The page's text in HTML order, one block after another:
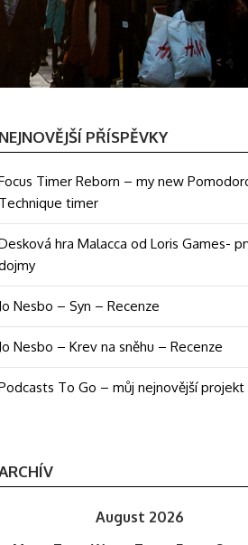
NEJNOVĚJŠÍ PŘÍSPĚVKY
Timer Reborn – my new
Technique timer
hra Malacca od Loris Games-
Jo Nesbo – Syn – Recenze
Jo Nesbo – Krev na sněhu – Recenze
To Go – můj nejnovější projekt
August 2026